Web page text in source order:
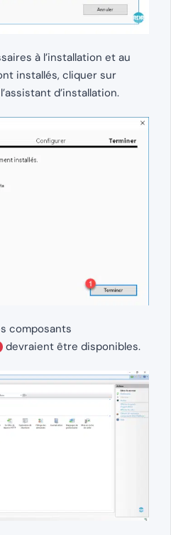
à l’installation et au
installés, cliquer sur
d’installation.
composants
devraient être disponibles.